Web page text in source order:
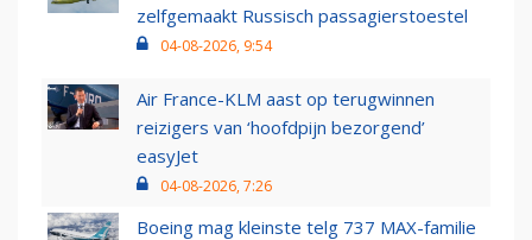
zelfgemaakt Russisch passagierstoestel
04-08-2026, 9:54
Air France-KLM aast op terugwinnen
reizigers van ‘hoofdpijn bezorgend’
easyJet
04-08-2026, 7:26
Boeing mag kleinste telg 737 MAX-familie